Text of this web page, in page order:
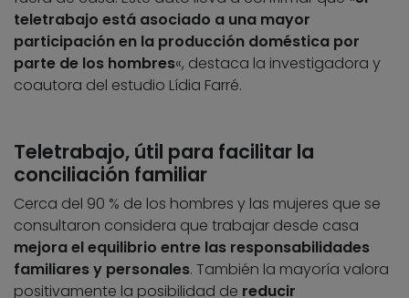
teletrabajo está asociado a una mayor
participación en la producción doméstica por
parte de los hombres«, destaca la investigadora y
coautora del estudio Lídia Farré.
Teletrabajo, útil para facilitar la
conciliación familiar
Cerca del 90 % de los hombres y las mujeres que se
consultaron considera que trabajar desde casa
mejora el equilibrio entre las responsabilidades
familiares y personales. También la mayoría valora
positivamente la posibilidad de reducir